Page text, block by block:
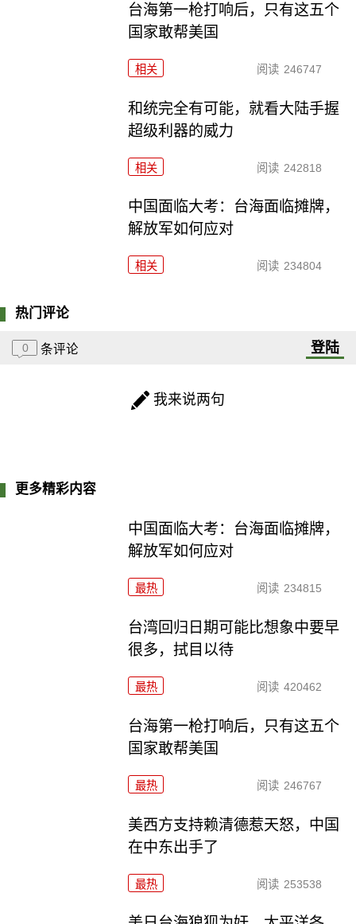
台海第一枪打响后，只有这五个
国家敢帮美国
相关 阅读 246747
和统完全有可能，就看大陆手握
超级利器的威力
相关 阅读 242818
中国面临大考：台海面临摊牌，
解放军如何应对
相关 阅读 234804
热门评论
0 条评论 登陆
我来说两句
更多精彩内容
中国面临大考：台海面临摊牌，
解放军如何应对
最热 阅读 234815
台湾回归日期可能比想象中要早
很多，拭目以待
最热 阅读 420462
台海第一枪打响后，只有这五个
国家敢帮美国
最热 阅读 246767
美西方支持赖清德惹天怒，中国
在中东出手了
最热 阅读 253538